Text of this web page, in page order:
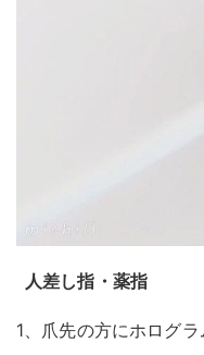
人差し指・薬指
1、爪先の方にホログ